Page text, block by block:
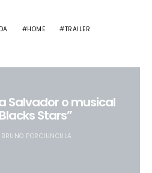
HOME TRAILER
Salvador o musical
Stars”
BRUNO PORCIUNCULA